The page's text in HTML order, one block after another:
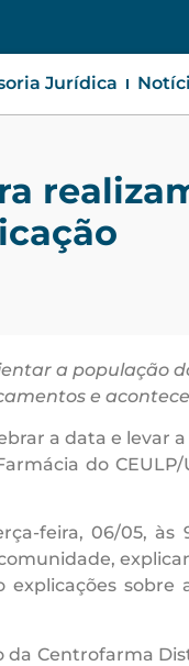
Jurídica
a população
e
a data e levar
do
feira, 06/05, às
explicações
Centrofarma